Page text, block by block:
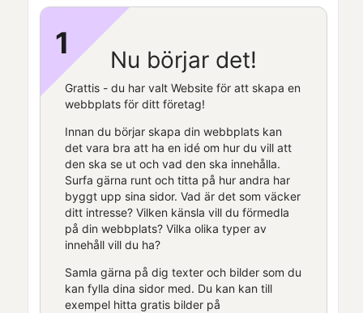
1 Nu börjar det!
Grattis - du har valt Websiteför att skapa en
webbplats för ditt företag!
Innan du börjar skapa din webbplats kan
det vara bra att ha en idé om hur du vill att
den ska se ut och vad den ska innehålla.
Surfa gärna runt och titta på hur andra har
byggt upp sina sidor. Vad är det som väcker
ditt intresse? Vilken känsla vill du förmedla
på din webbplats? Vilka olika typer av
innehåll vill du ha?
Samla gärna på dig texter och bilder som du
kan fylla dina sidor med. Du kan kan till
exempel hitta gratis bilder på